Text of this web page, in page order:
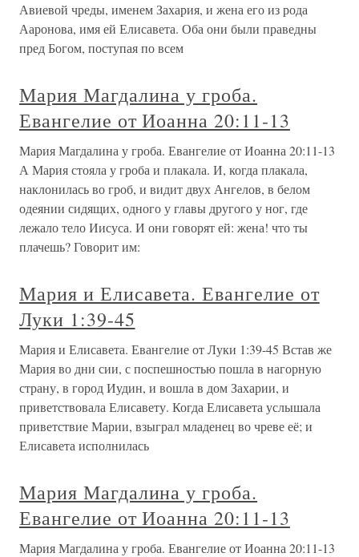
Авиевой чреды, именем Захария, и жена его из рода
Ааронова, имя ей Елисавета. Оба они были праведны
пред Богом, поступая по всем
Мария Магдалина у гроба.
Евангелие от Иоанна 20:11-13
Мария Магдалина у гроба. Евангелие от Иоанна 20:11-13
А Мария стояла у гроба и плакала. И, когда плакала,
наклонилась во гроб, и видит двух Ангелов, в белом
одеянии сидящих, одного у главы другого у ног, где
лежало тело Иисуса. И они говорят ей: жена! что ты
плачешь? Говорит им:
Мария и Елисавета. Евангелие от
Луки 1:39-45
Мария и Елисавета. Евангелие от Луки 1:39-45 Встав же
Мария во дни сии, с поспешностью пошла в нагорную
страну, в город Иудин, и вошла в дом Захарии, и
приветствовала Елисавету. Когда Елисавета услышала
приветствие Марии, взыграл младенец во чреве её; и
Елисавета исполнилась
Мария Магдалина у гроба.
Евангелие от Иоанна 20:11-13
Мария Магдалина у гроба. Евангелие от Иоанна 20:11-13